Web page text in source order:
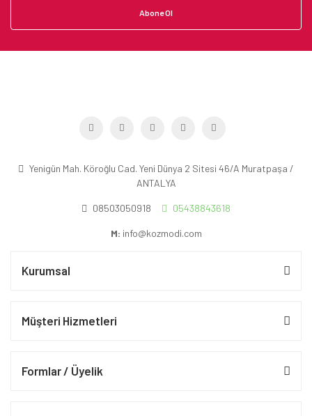
Abone Ol
Yenigün Mah. Köroğlu Cad. Yeni Dünya 2 Sitesi 46/A Muratpaşa /
ANTALYA
08503050918 05438843618
M: info@kozmodi.com
Kurumsal
Müşteri Hizmetleri
Formlar / Üyelik